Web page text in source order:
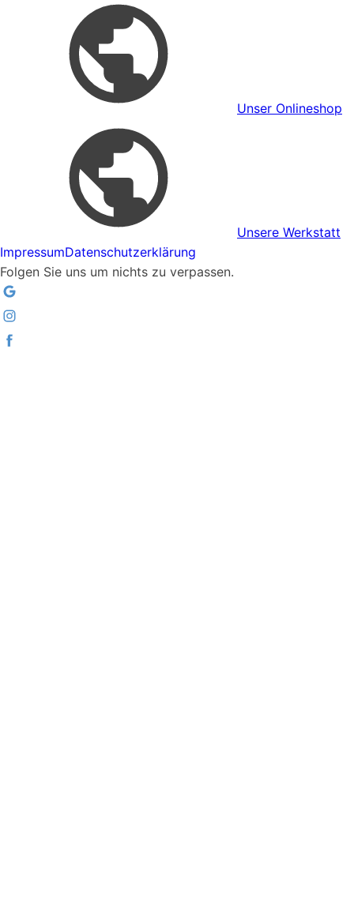
Unser Onlineshop
Unsere Werkstatt
ImpressumDatenschutzerklärung
Folgen Sie uns um nichts zu verpassen.